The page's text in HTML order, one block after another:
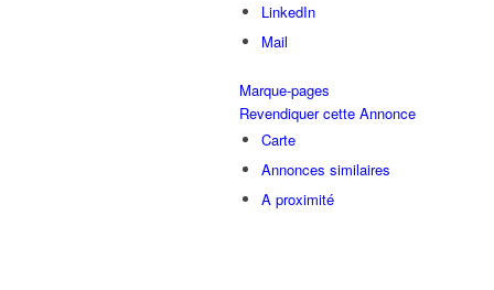
LinkedIn
Mail
Marque-pages
Revendiquer cette Annonce
Carte
Annonces similaires
A proximité